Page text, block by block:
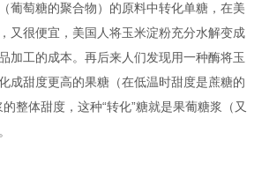
葡萄糖的聚合物）的原料中转化单糖，在美
又很便宜，美国人将玉米淀粉充分水解变成
加工的成本。再后来人们发现用一种酶将玉
成甜度更高的果糖（在低温时甜度是蔗糖的
整体甜度，这种“转化”糖就是果葡糖浆（又